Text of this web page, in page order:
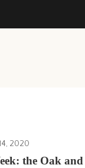
2020
the Oak and